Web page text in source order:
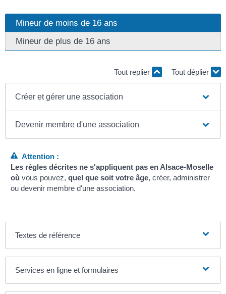
Mineur de moins de 16 ans
Mineur de plus de 16 ans
Tout replier Tout déplier
Créer et gérer une association
Devenir membre d'une association
Attention :
Les règles décrites ne s'appliquent pas en Alsace-Moselle
oùvous pouvez,quel que soit votre âge, créer, administrer
ou devenir membre d'une association.
Textes de référence
Services en ligne et formulaires